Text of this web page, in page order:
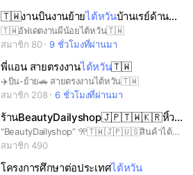
🇹🇼งานบินงานย้ายไต้หวันบ้านเรย์ด้าน🇹🇼
🇹🇼อัฟเดตงานผีน้อยไต้หวัน🇹🇼
สมาชิก 80
9 ชั่วโมงที่ผ่านมา
พี่แอน สายตรงงานไต้หวัน🇹🇼
✈️บิน-ย้าย🚗 สายตรงงานไต้หวัน🇹🇼
สมาชิก 208
6 ชั่วโมงที่ผ่านมา
ร้านBeautyDailyshop🇯🇵🇹🇼🇰🇷หิ้วญี่ปุ่น,
“BeautyDailyshop” 🎌🇹🇼🇯🇵🇺🇸สินค้าไต้หวัน ญี่ปุ่น เกาหลี อเมริกา มีทั้งพร้อมส่งและพรีออเดอร์ตามรายการ เจ้าใหญ่เจ้าเก่ารับหิ้วมากว่า10ปี+ บินเองหิ้วเองของแท้ทุกชิ้น มีรอบบินซื้อของทุกเดือน✈️
สมาชิก 490
โครงการศึกษาต่อประเทศไต้หวัน